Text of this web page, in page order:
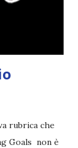
monta
rubrica che
Goals non è